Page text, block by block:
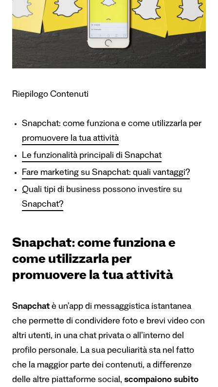
Riepilogo Contenuti
Snapchat: come funziona e come utilizzarla per
promuovere la tua attività
Le funzionalità principali di Snapchat
Fare marketing su Snapchat: quali vantaggi?
Quali tipi di business possono investire su
Snapchat?
Snapchat: come funziona e
come utilizzarla per
promuovere la tua attività
Snapchat è un’app di messaggistica istantanea
che permette di condividere foto e brevi video con
altri utenti, in una chat privata o all’interno del
profilo personale. La sua peculiarità sta nel fatto
che la maggior parte dei contenuti, a differenze
delle altre piattaforme social, scompaiono subito